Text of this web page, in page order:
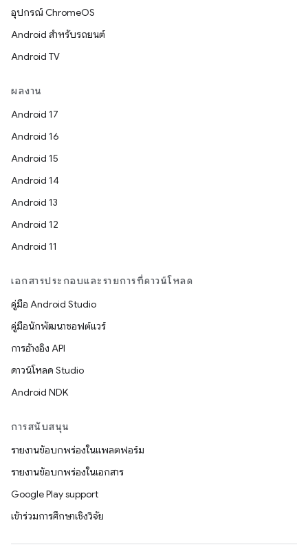
อุปกรณ์ ChromeOS
Android สำหรับรถยนต์
Android TV
ผลงาน
Android 17
Android 16
Android 15
Android 14
Android 13
Android 12
Android 11
เอกสารประกอบและรายการที่ดาวน์โหลด
คู่มือ Android Studio
คู่มือนักพัฒนาซอฟต์แวร์
การอ้างอิง API
ดาวน์โหลด Studio
Android NDK
การสนับสนุน
รายงานข้อบกพร่องในแพลตฟอร์ม
รายงานข้อบกพร่องในเอกสาร
Google Play support
เข้าร่วมการศึกษาเชิงวิจัย